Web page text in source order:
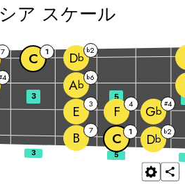
ア スケール
B 7 C 1 Db
b2
E 3 F 4 Gb
#4
4 Ab
b6
7 C 1 Db
b2
3 5